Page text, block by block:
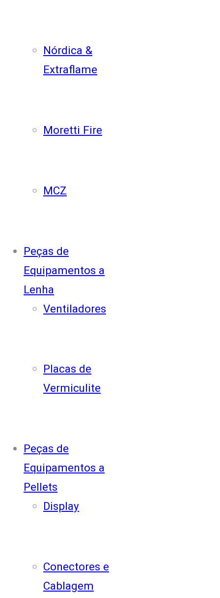
Nórdica &
Extraflame
Moretti Fire
MCZ
Peças de
Equipamentos a
Lenha
Ventiladores
Placas de
Vermiculite
Peças de
Equipamentos a
Pellets
Display
Conectores e
Cablagem